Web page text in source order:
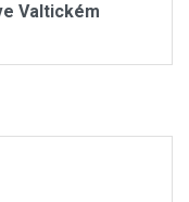
Valtickém